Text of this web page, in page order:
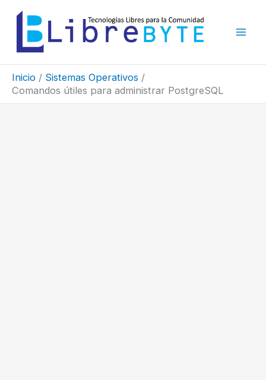
contenido
Inicio
Sistemas Operativos
Comandos útiles para administrar PostgreSQL